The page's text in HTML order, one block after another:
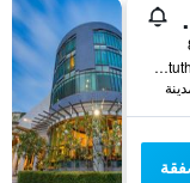
222 Ratuthit Songroipi Road, باتونغ, تايلاند